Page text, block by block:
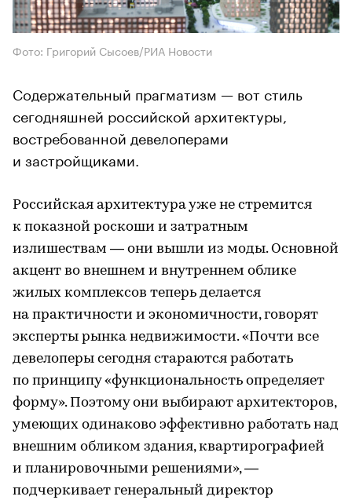
Фото: Григорий Сысоев/РИА Новости
Содержательный прагматизм — вот стиль
сегодняшней российской архитектуры,
востребованной девелоперами
и застройщиками.
Российская архитектура уже не стремится
к показной роскоши и затратным
излишествам — они вышли из моды. Основной
акцент во внешнем и внутреннем облике
жилых комплексов теперь делается
на практичности и экономичности, говорят
эксперты рынка недвижимости. «Почти все
девелоперы сегодня стараются работать
по принципу «функциональность определяет
форму». Поэтому они выбирают архитекторов,
умеющих одинаково эффективно работать над
внешним обликом здания, квартирографией
и планировочными решениями», —
подчеркивает генеральный директор